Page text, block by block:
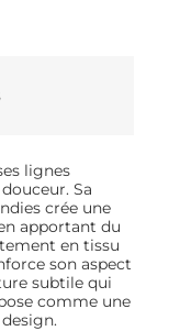
lignes
Sa
crée une
apportant du
en tissu
son aspect
subtile qui
comme une